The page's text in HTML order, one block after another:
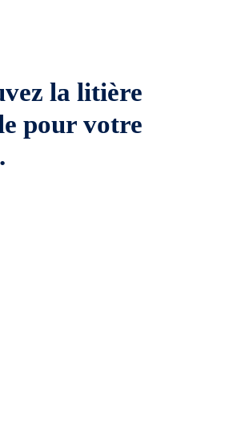
la litière
pour votre